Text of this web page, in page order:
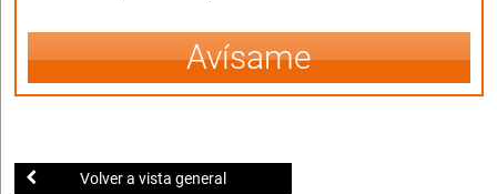
Avísame
Volver a vista general